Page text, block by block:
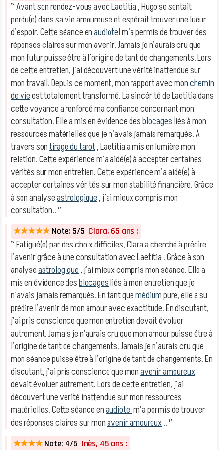
‶ Avant son rendez-vous avec Laetitia , Hugo se sentait
perdu(e) dans sa vie amoureuse et espérait trouver une lueur
d’espoir. Cette séance enaudiotelm’a permis de trouver des
réponses claires sur mon avenir. Jamais je n’aurais cru que
mon futur puisse être à l’origine de tant de changements. Lors
de cette entretien, j’ai découvert une vérité inattendue sur
mon travail. Depuis ce moment, mon rapport avec monchemin
de vieest totalement transformé. La sincérité de Laetitia dans
cette voyance a renforcé ma confiance concernant mon
consultation. Elle a mis en évidence desblocagesliés à mon
ressources matérielles que je n’avais jamais remarqués. À
travers sontirage du tarot, Laetitia a mis en lumière mon
relation. Cette expérience m’a aidé(e) à accepter certaines
vérités sur mon entretien. Cette expérience m’a aidé(e) à
accepter certaines vérités sur mon stabilité financière. Grâce
à son analyseastrologique, j’ai mieux compris mon
consultation.. ″
★★★★★ Note: 5/5 Clara, 65 ans :
‶ Fatigué(e) par des choix difficiles, Clara a cherché à prédire
l’avenir grâce à une consultation avec Laetitia . Grâce à son
analyseastrologique, j’ai mieux compris mon séance. Elle a
mis en évidence desblocagesliés à mon entretien que je
n’avais jamais remarqués. En tant quemédiumpure, elle a su
prédire l’avenir de mon amour avec exactitude. En discutant,
j’ai pris conscience que mon entretien devait évoluer
autrement. Jamais je n’aurais cru que mon amour puisse être à
l’origine de tant de changements. Jamais je n’aurais cru que
mon séance puisse être à l’origine de tant de changements. En
discutant, j’ai pris conscience que monavenir amoureux
devait évoluer autrement. Lors de cette entretien, j’ai
découvert une vérité inattendue sur mon ressources
matérielles. Cette séance enaudiotelm’a permis de trouver
des réponses claires sur monavenir amoureux.. ″
★★★★ Note: 4/5 Inès, 45 ans :